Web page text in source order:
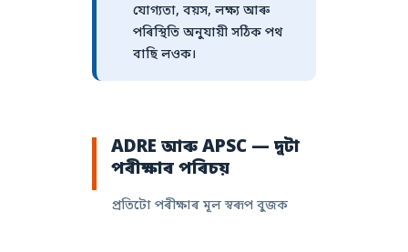
যোগ্যতা, বয়স, লক্ষ্য আৰু
পৰিস্থিতি অনুযায়ী সঠিক পথ
বাছি লওক।
ADRE আৰু APSC — দুটা
পৰীক্ষাৰ পৰিচয়
প্ৰতিটো পৰীক্ষাৰ মূল স্বৰূপ বুজক